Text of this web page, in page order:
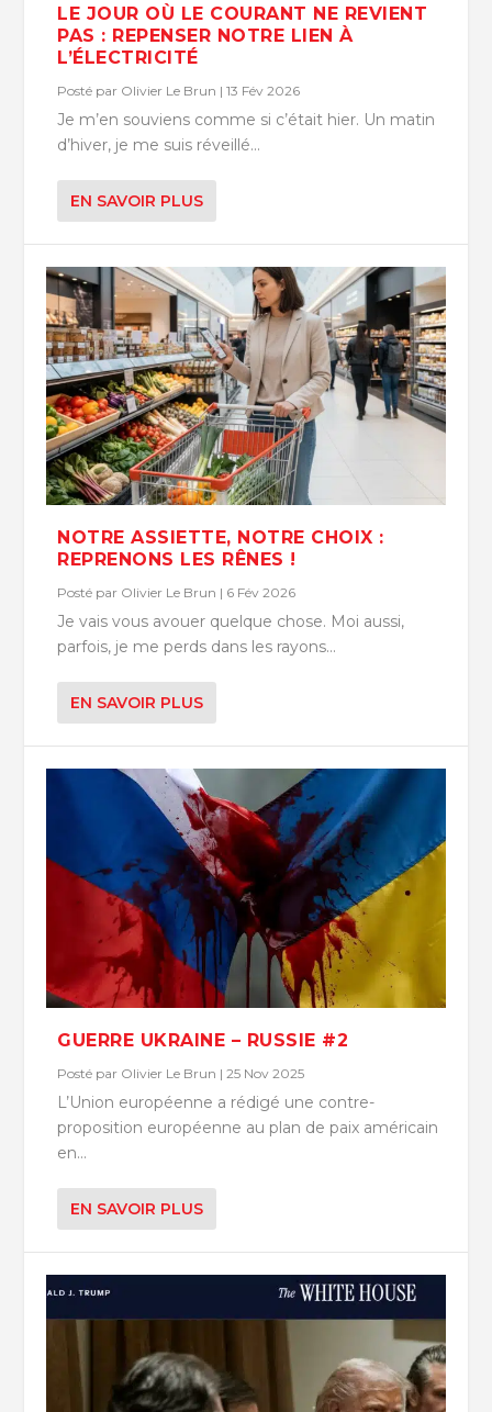
LE JOUR OÙ LE COURANT NE REVIENT
PAS : REPENSER NOTRE LIEN À
L’ÉLECTRICITÉ
Posté par Olivier Le Brun |13 Fév 2026
Je m’en souviens comme si c’était hier. Un matin
d’hiver, je me suis réveillé...
EN SAVOIR PLUS
NOTRE ASSIETTE, NOTRE CHOIX :
REPRENONS LES RÊNES !
Posté par Olivier Le Brun | 6 Fév 2026
Je vais vous avouer quelque chose. Moi aussi,
parfois, je me perds dans les rayons...
EN SAVOIR PLUS
GUERRE UKRAINE – RUSSIE #2
Posté par Olivier Le Brun |25 Nov 2025
L’Union européenne a rédigé une contre-
proposition européenne au plan de paix américain
en...
EN SAVOIR PLUS